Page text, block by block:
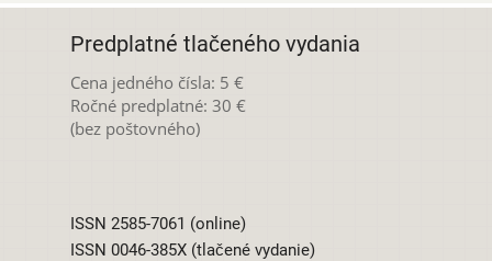
Predplatné tlačeného vydania
Cena jedného čísla: 5 €
Ročné predplatné: 30 €
(bez poštovného)
ISSN 2585-7061 (online)
ISSN 0046-385X (tlačené vydanie)